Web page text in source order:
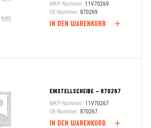
MKP-Nummer: 11V70269
OE-Nummer: 870269
IN DEN WARENKORB
EINSTELLSCHEIBE – 870267
MKP-Nummer: 11V70267
OE-Nummer: 870267
IN DEN WARENKORB